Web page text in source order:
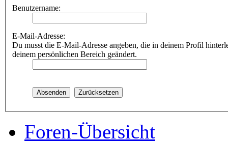
Benutzername:
E-Mail-Adresse:
Du musst die E-Mail-Adresse angeben, die in deinem Profil
deinem persönlichen Bereich geändert.
Foren-Übersicht